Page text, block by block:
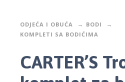
ODJEĆA I OBUĆA
BODI
KOMPLETI SA BODIĆIMA
CARTER’S